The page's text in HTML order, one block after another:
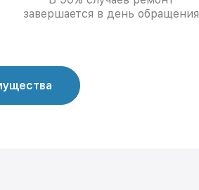
завершается в день обращения